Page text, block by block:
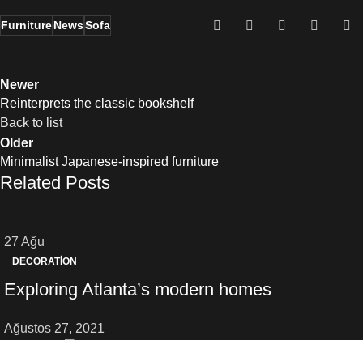
FurnitureNewsSofa
Newer
Reinterprets the classic bookshelf
Back to list
Older
Minimalist Japanese-inspired furniture
Related Posts
27 Ağu
DECORATION
Exploring Atlanta’s modern homes
Ağustos 27, 2021